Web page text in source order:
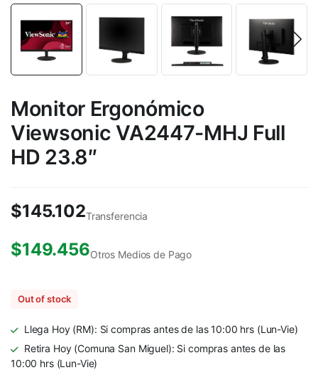
Monitor Ergonómico
Viewsonic VA2447-MHJ Full
HD 23.8″
$145.102Transferencia
$149.456Otros Medios de Pago
Out of stock
Llega Hoy (RM): Si compras antes de las 10:00 hrs (Lun-Vie)
Retira Hoy (Comuna San Miguel): Si compras antes de las
10:00 hrs (Lun-Vie)